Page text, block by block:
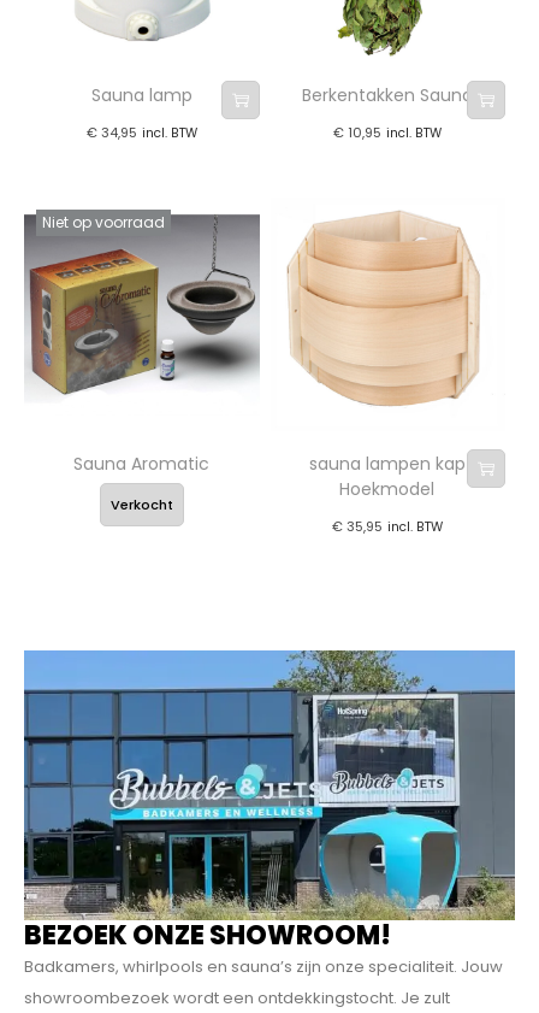
Sauna lamp
€34,95 incl. BTW
Berkentakken Sauna
€10,95 incl. BTW
Niet op voorraad
Sauna Aromatic
Verkocht
sauna lampen kap
Hoekmodel
€35,95 incl. BTW
BEZOEK ONZE SHOWROOM!
Badkamers, whirlpools en sauna’s zijn onze specialiteit. Jouw
showroombezoek wordt een ontdekkings­tocht. Je zult